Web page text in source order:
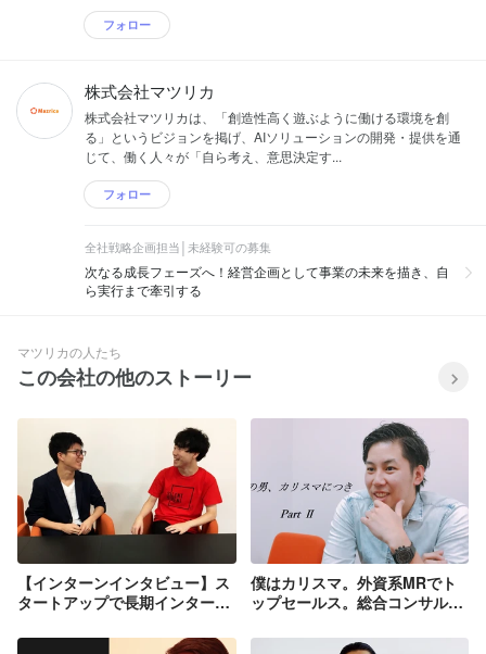
フォロー
株式会社マツリカ
株式会社マツリカは、「創造性高く遊ぶように働ける環境を創
る」というビジョンを掲げ、AIソリューションの開発・提供を通
じて、働く人々が「自ら考え、意思決定す...
フォロー
全社戦略企画担当│未経験可の募集
次なる成長フェーズへ！経営企画として事業の未来を描き、自
ら実行まで牽引する
マツリカの人たち
この会社の他のストーリー
【インターンインタビュー】ス
タートアップで長期インターン
僕はカリスマ。外資系MRでト
ップセールス。総合コンサルテ
めた私が「マツリカ」を選んだ